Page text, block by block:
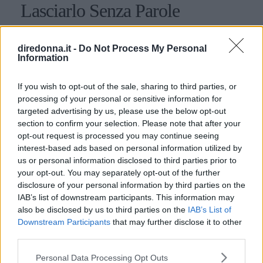
diredonna.it - Do Not Process My Personal
Information
If you wish to opt-out of the sale, sharing to third parties, or
processing of your personal or sensitive information for
targeted advertising by us, please use the below opt-out
section to confirm your selection. Please note that after your
opt-out request is processed you may continue seeing
interest-based ads based on personal information utilized by
us or personal information disclosed to third parties prior to
your opt-out. You may separately opt-out of the further
disclosure of your personal information by third parties on the
IAB’s list of downstream participants. This information may
also be disclosed by us to third parties on the IAB’s List of
Downstream Participants that may further disclose it to other
Please note that this website/app uses one or more Google
Personal Data Processing Opt Outs
Lasciarlo Senza Parole
semplice: in nostro aiuto vengono però le migliori frasi per
sedurre un uomo, tutte a sfondo erotico più o meno
PERDITA DURANGO